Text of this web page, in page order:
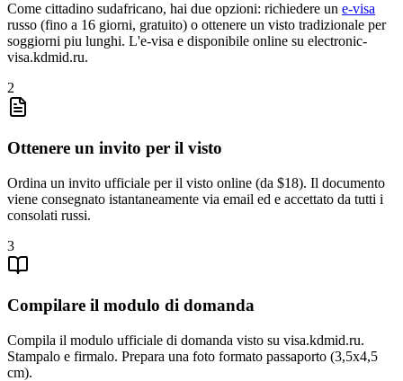
Come cittadino sudafricano, hai due opzioni: richiedere un e-visa
russo (fino a 16 giorni, gratuito) o ottenere un visto tradizionale per
soggiorni piu lunghi. L'e-visa e disponibile online su electronic-
visa.kdmid.ru.
2
Ottenere un invito per il visto
Ordina un invito ufficiale per il visto online (da $18). Il documento
viene consegnato istantaneamente via email ed e accettato da tutti i
consolati russi.
3
Compilare il modulo di domanda
Compila il modulo ufficiale di domanda visto su visa.kdmid.ru.
Stampalo e firmalo. Prepara una foto formato passaporto (3,5x4,5
cm).